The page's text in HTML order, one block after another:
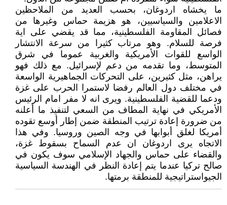
ما يخشاه اردوغان، بحسب العديد من الملاحظين
الاعلامين والسياسيين، هو هزيمة حماس وغيرها من
فصائل المقاومة الفلسطينية، مما قد يقضي على اية
فرصة للسلام. وهو مرتاب كثيرا من سرعة الانتشار
الواسع للقوات الأمريكية والغربية عموما في شرق
المتوسط، وما تقدمه من دعم لإسرائيل. مع ذلك فهو
يراهن، مثل كثيرين، على التحركات الجماهيرية الواسعة
في مختلف دول العالم رفضا لاستمرا الحرب على غزة
ودعما للقضية الفلسطينية. ويرى انه لا مفر امام الرئيس
الأمريكي في نهاية المطاف من السعي لتنفيذ ما أعلنه
من ضرورة إعادة ترتيب المنطقة ضمن إطار أوسع تقوده
أمريكا لغلق أبوابها في وجه الصين وروسيا. وفي هذا
الاتجاه يرى اردوغان ان عدم السماح بسقوط غزة،
والقضاء على حماس والجهاد الإسلامي سوف يكون في
صالح تركيا عندما يتم إعادة النظر في الهندسة السياسية
الجيواستراتيجية للمنطقة برمتها.